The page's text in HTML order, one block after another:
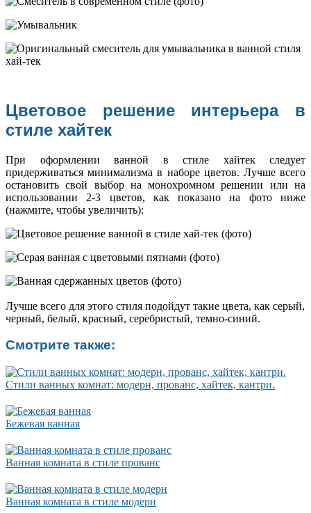
Цветовое решение интерьера в
стиле хайтек
При оформлении ванной в стиле хайтек следует
придерживаться минимализма в наборе цветов. Лучше всего
остановить свой выбор на монохромном решении или на
использовании 2-3 цветов, как показано на фото ниже
(нажмите, чтобы увеличить):
Лучше всего для этого стиля подойдут такие цвета, как серый,
черный, белый, красный, серебристый, темно-синий.
Смотрите также:
Стили ванных комнат: модерн, прованс, хайтек, кантри.
Бежевая ванная
Ванная комната в стиле прованс
Ванная комната в стиле модерн